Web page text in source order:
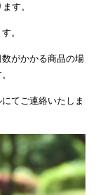
す。
。
がかかる商品の場
てご連絡いたしま